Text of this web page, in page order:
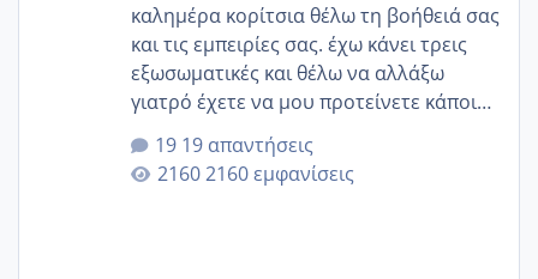
καλημέρα κορίτσια θέλω τη βοήθειά σας
και τις εμπειρίες σας. έχω κάνει τρεις
εξωσωματικές και θέλω να αλλάξω
γιατρό έχετε να μου προτείνετε κάποιον
που μείνατε ευχαριστημένες και είχατε
επιιτυχία? έκανα στο υγεία με τον
ζερβομανωλάκη (δεν το εψαξε καθόλου
19 απαντήσεις
2160 εμφανίσεις